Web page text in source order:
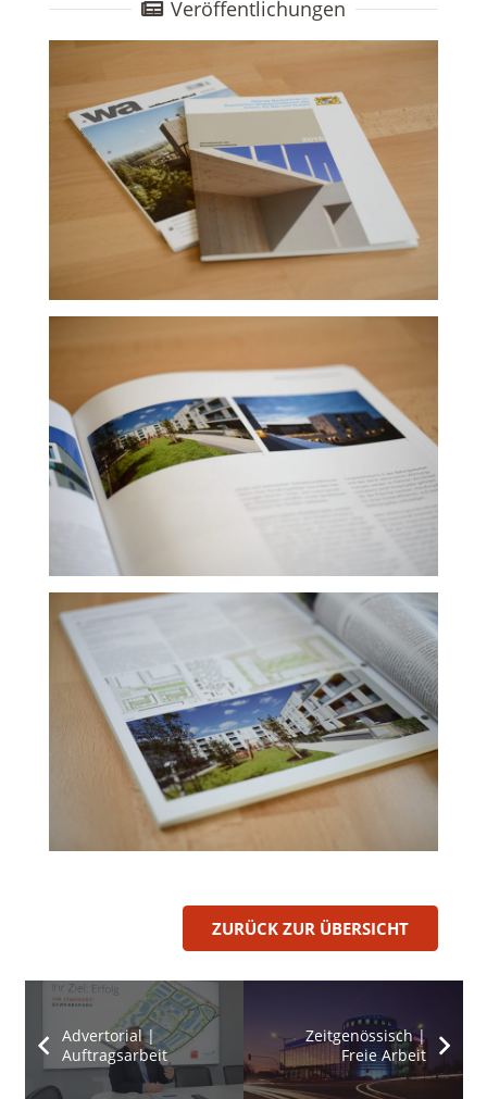
Veröffentlichungen
ZURÜCK ZUR ÜBERSICHT
Advertorial |
Auftragsarbeit
Zeitgenössisch |
Freie Arbeit